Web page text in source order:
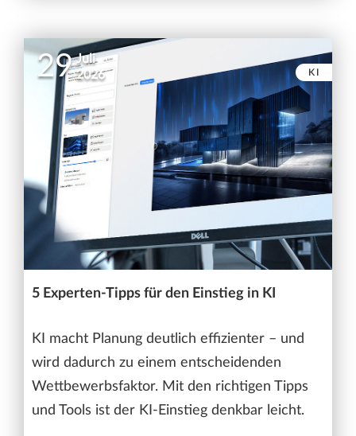
29 Juli
2026
KI
5 Experten-Tipps für den Einstieg in KI
KI macht Planung deutlich effizienter – und
wird dadurch zu einem entscheidenden
Wettbewerbsfaktor. Mit den richtigen Tipps
und Tools ist der KI-Einstieg denkbar leicht.